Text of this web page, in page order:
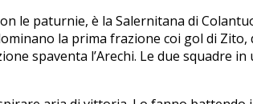
le paturnie, è la Salernitana di
la prima frazione coi gol di Zito,
spaventa l’Arechi. Le due squadre